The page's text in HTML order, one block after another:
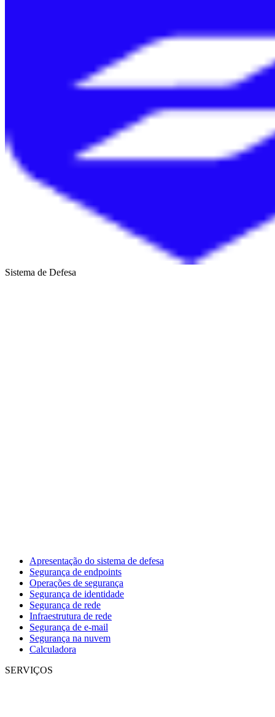
Sistema de Defesa
Apresentação do sistema de defesa
Segurança de endpoints
Operações de segurança
Segurança de identidade
Segurança de rede
Infraestrutura de rede
Segurança de e-mail
Segurança na nuvem
Calculadora
SERVIÇOS